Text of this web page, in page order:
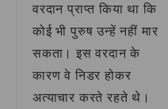
वरदान प्राप्त किया था कि
कोई भी पुरुष उन्हें नहीं मार
सकता। इस वरदान के
कारण वे निडर होकर
अत्याचार करते रहते थे।